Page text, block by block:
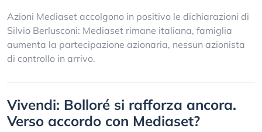
Azioni Mediaset accolgono in positivo le dichiarazioni di
Silvio Berlusconi: Mediaset rimane italiana, famiglia
aumenta la partecipazione azionaria, nessun azionista
di controllo in arrivo.
Vivendi: Bolloré si rafforza ancora.
Verso accordo con Mediaset?